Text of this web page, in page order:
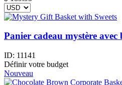
Panier cadeau mystère avec
ID: 11141
Définir votre budget
Nouveau